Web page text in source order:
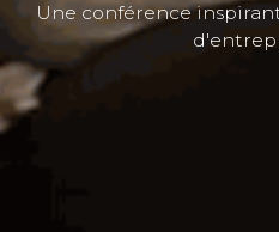
Une conférence